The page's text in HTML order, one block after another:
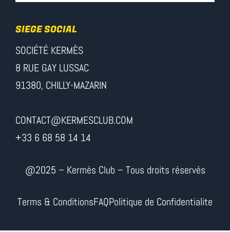
SIEGE SOCIAL
SOCIÉTÉ KERMÈS
8 RUE GAY LUSSAC
91380, CHILLY-MAZARIN
CONTACT@KERMESCLUB.COM
+33 6 68 58 14 14
@2025 – Kermès Club – Tous droits réservés
Terms & ConditionsFAQPolitique de Confidentialite